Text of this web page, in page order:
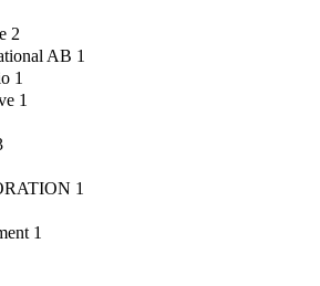
2
AB 1
1
1
1
1